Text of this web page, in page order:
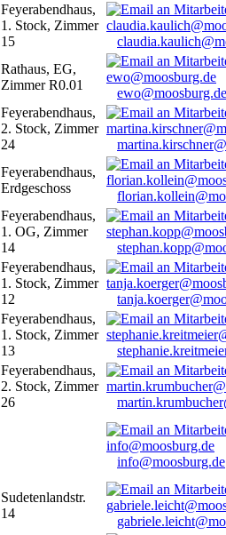
Feyerabendhaus,
1. Stock, Zimmer
15
Rathaus, EG,
Zimmer R0.01
ewo@moosburg.de
Feyerabendhaus,
2. Stock, Zimmer
24
Feyerabendhaus,
Erdgeschoss
Feyerabendhaus,
1. OG, Zimmer
14
Feyerabendhaus,
1. Stock, Zimmer
12
Feyerabendhaus,
1. Stock, Zimmer
13
Feyerabendhaus,
2. Stock, Zimmer
26
info@moosburg.de
Sudetenlandstr.
14